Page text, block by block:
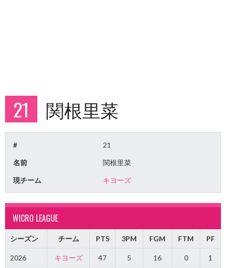
21 関根里菜
# 21
名前 関根里菜
現チーム キヨーズ
WICRO LEAGUE
シーズン チーム PTS 3PM FGM FTM PF
2026 キヨーズ 47 5 16 0 1